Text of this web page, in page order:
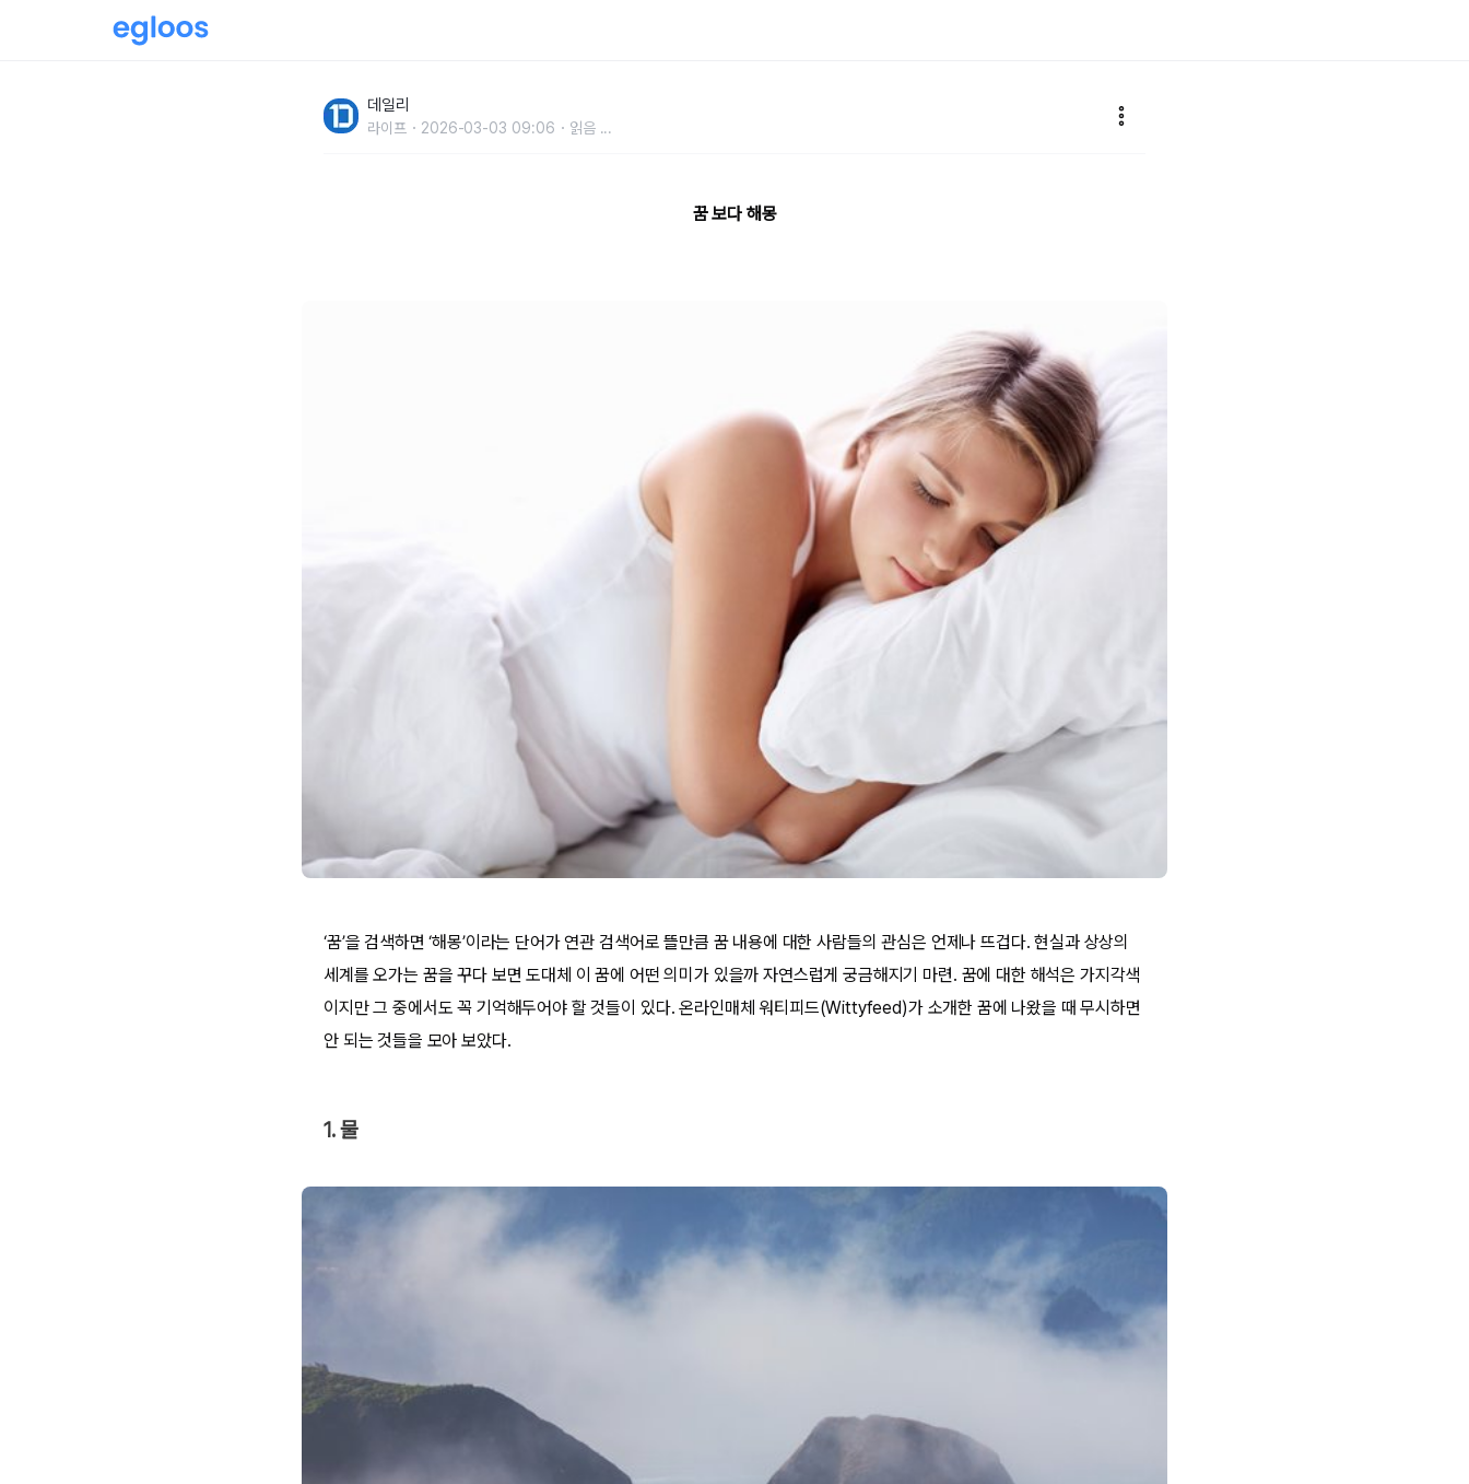
데일리
라이프 2026-03-03 09:06 읽음 ...
꿈 보다 해몽
‘꿈’을 검색하면 ‘해몽’이라는 단어가 연관 검색어로 뜰만큼 꿈 내용에 대한 사람들의 관심은 언제나 뜨겁다. 현실과 상상의
세계를 오가는 꿈을 꾸다 보면 도대체 이 꿈에 어떤 의미가 있을까 자연스럽게 궁금해지기 마련. 꿈에 대한 해석은 가지각색
이지만 그 중에서도 꼭 기억해두어야 할 것들이 있다. 온라인매체 워티피드(Wittyfeed)가 소개한 꿈에 나왔을 때 무시하면
안 되는 것들을 모아 보았다.
1. 물